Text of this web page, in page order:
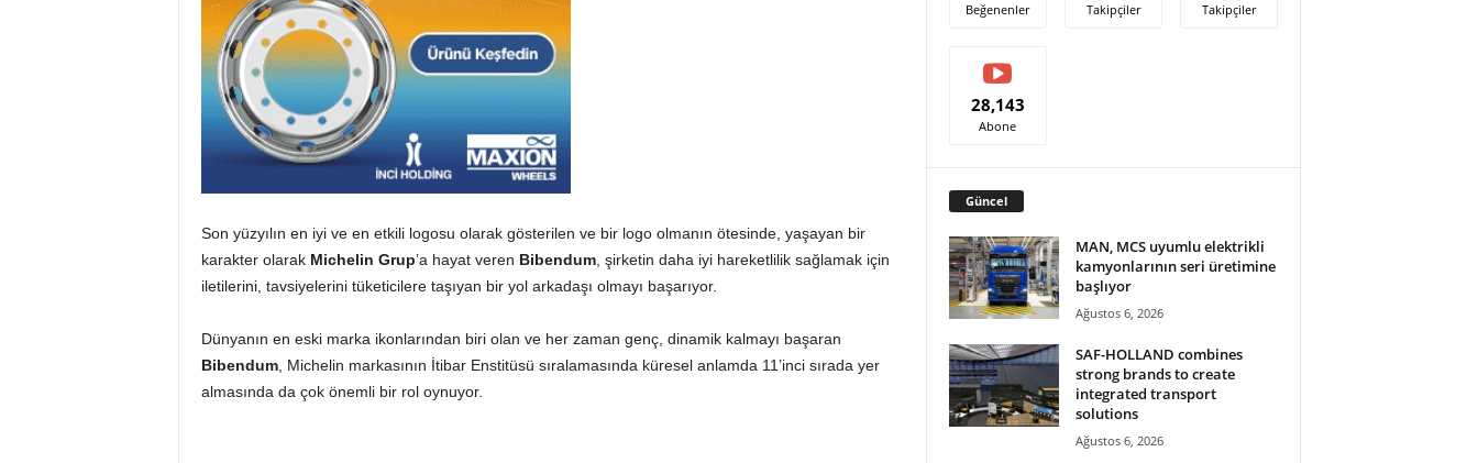
Son yüzyılın en iyi ve en etkili logosu olarak gösterilen ve bir logo olmanın ötesinde, yaşayan bir
karakter olarak Michelin Grup’a hayat veren Bibendum, şirketin daha iyi hareketlilik sağlamak için
iletilerini, tavsiyelerini tüketicilere taşıyan bir yol arkadaşı olmayı başarıyor.
Dünyanın en eski marka ikonlarından biri olan ve her zaman genç, dinamik kalmayı başaran
Bibendum, Michelin markasının İtibar Enstitüsü sıralamasında küresel anlamda 11’inci sırada yer
almasında da çok önemli bir rol oynuyor.
Beğenenler Takipçiler Takipçiler
28,143
Abone
Güncel
MAN, MCS uyumlu elektrikli
kamyonlarının seri üretimine
başlıyor
Ağustos 6, 2026
SAF-HOLLAND combines
strong brands to create
integrated transport
solutions
Ağustos 6, 2026